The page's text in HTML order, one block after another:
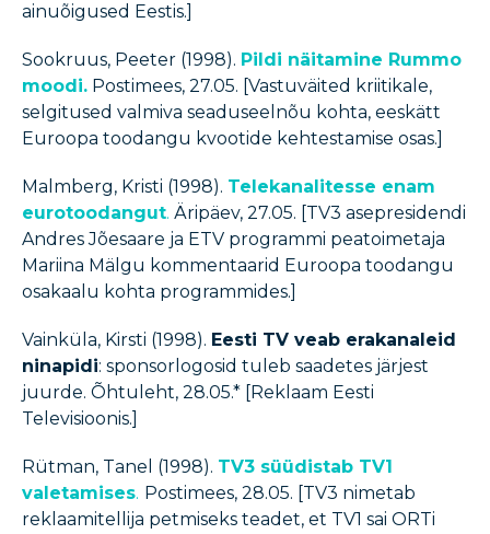
ainuõigused Eestis.]
Sookruus, Peeter (1998). Pildi näitamine Rummo
moodi. Postimees, 27.05. [Vastuväited kriitikale,
selgitused valmiva seaduseelnõu kohta, eeskätt
Euroopa toodangu kvootide kehtestamise osas.]
Malmberg, Kristi (1998). Telekanalitesse enam
eurotoodangut. Äripäev, 27.05. [TV3 asepresidendi
Andres Jõesaare ja ETV programmi peatoimetaja
Mariina Mälgu kommentaarid Euroopa toodangu
osakaalu kohta programmides.]
Vainküla, Kirsti (1998). Eesti TV veab erakanaleid
ninapidi: sponsorlogosid tuleb saadetes järjest
juurde. Õhtuleht, 28.05.* [Reklaam Eesti
Televisioonis.]
Rütman, Tanel (1998). TV3 süüdistab TV1
valetamises. Postimees, 28.05. [TV3 nimetab
reklaamitellija petmiseks teadet, et TV1 sai ORTi